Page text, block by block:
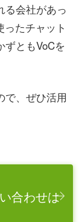
る会社があっ
たチャット
ずともVoCを
で、ぜひ活用
合わせは